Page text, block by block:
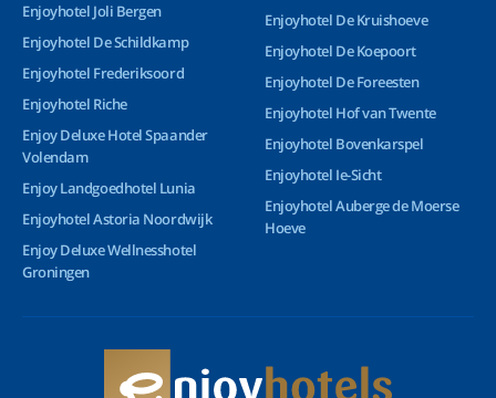
Enjoyhotel Joli Bergen
Enjoyhotel De Schildkamp
Enjoyhotel Frederiksoord
Enjoyhotel Riche
Enjoy Deluxe Hotel Spaander
Volendam
Enjoy Landgoedhotel Lunia
Enjoyhotel Astoria Noordwijk
Enjoy Deluxe Wellnesshotel
Groningen
Enjoyhotel De Kruishoeve
Enjoyhotel De Koepoort
Enjoyhotel De Foreesten
Enjoyhotel Hof van Twente
Enjoyhotel Bovenkarspel
Enjoyhotel Ie-Sicht
Enjoyhotel Auberge de Moerse
Hoeve